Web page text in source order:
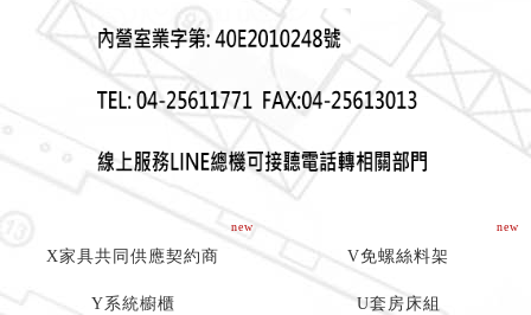
new
X家具共同供應契約商
new
V免螺絲料架
Y系統櫥櫃 U套房床組